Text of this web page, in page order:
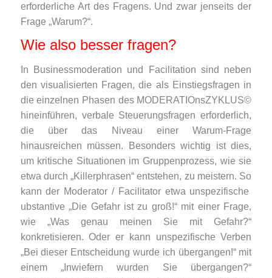
erforderliche Art des Fragens. Und zwar jenseits der
Frage „Warum?“.
Wie also besser fragen?
In Businessmoderation und Facilitation sind neben
den visualisierten Fragen, die als Einstiegsfragen in
die einzelnen Phasen des MODERATIOnsZYKLUS©
hineinführen, verbale Steuerungsfragen erforderlich,
die über das Niveau einer Warum-Frage
hinausreichen müssen. Besonders wichtig ist dies,
um kritische Situationen im Gruppenprozess, wie sie
etwa durch „Killerphrasen“ entstehen, zu meistern. So
kann der Moderator / Facilitator etwa unspezifische
ubstantive „Die Gefahr ist zu groß!“ mit einer Frage,
wie „Was genau meinen Sie mit Gefahr?“
konkretisieren. Oder er kann unspezifische Verben
„Bei dieser Entscheidung wurde ich übergangen!“ mit
einem „Inwiefern wurden Sie übergangen?“